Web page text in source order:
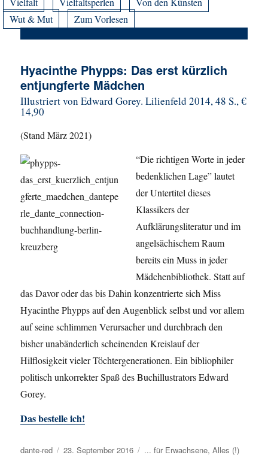
Wut & Mut
Zum Vorlesen
Hyacinthe Phypps: Das erst kürzlich
entjungferte Mädchen
Illustriert von Edward Gorey. Lilienfeld 2014, 48 S., €
14,90
(Stand März 2021)
“Die richtigen Worte in jeder
bedenklichen Lage” lautet
der Untertitel dieses
Klassikers der
Aufklärungsliteratur und im
angelsächischem Raum
bereits ein Muss in jeder
Mädchenbibliothek. Statt auf
das Davor oder das bis Dahin konzentrierte sich Miss
Hyacinthe Phypps auf den Augenblick selbst und vor allem
auf seine schlimmen Verursacher und durchbrach den
bisher unabänderlich scheinenden Kreislauf der
Hilflosigkeit vieler Töchtergenerationen. Ein bibliophiler
politisch unkorrekter Spaß des Buchillustrators Edward
Gorey.
Das bestelle ich!
Autor
dante-red
Veröffentlicht
23. September 2016 Kategorien
... für Erwachsene,Alles (!)